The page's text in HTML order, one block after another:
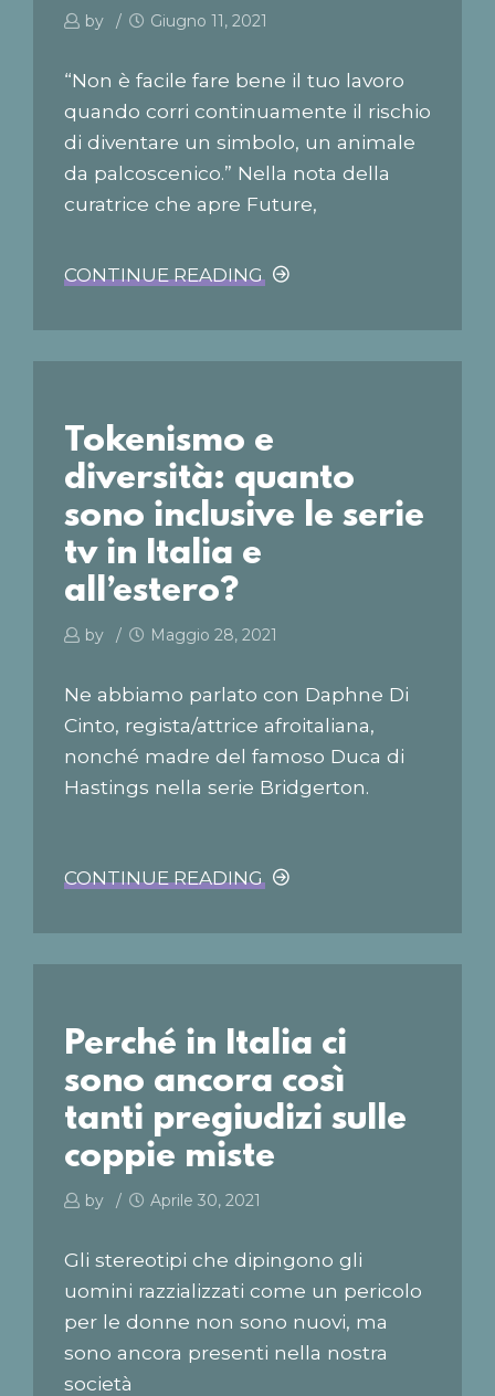
by Giugno 11, 2021
“Non è facile fare bene il tuo lavoro
quando corri continuamente il rischio
di diventare un simbolo, un animale
da palcoscenico.” Nella nota della
curatrice che apre Future,
undici scrittrici afroitaliane (effequ,
esperienza di autrice italiana di origini
straniere. “Ho 45 anni,” dice “e ho
a 30. Sono stata fortunata perché
sono capitata in un periodo in cui
l’editoria italiana...
CONTINUE READING
Tokenismo e
diversità: quanto
sono inclusive le serie
tv in Italia e
all’estero?
by Maggio 28, 2021
Ne abbiamo parlato con Daphne Di
Cinto, regista/attrice afroitaliana,
nonché madre del famoso Duca di
Hastings nella serie Bridgerton.
CONTINUE READING
Perché in Italia ci
sono ancora così
tanti pregiudizi sulle
coppie miste
by Aprile 30, 2021
Gli stereotipi che dipingono gli
uomini razzializzati come un pericolo
per le donne non sono nuovi, ma
sono ancora presenti nella nostra
società